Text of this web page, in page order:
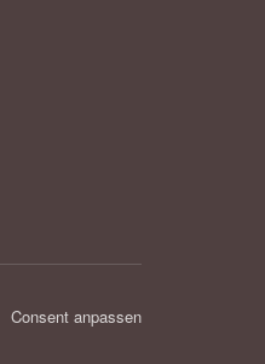
Consent anpassen